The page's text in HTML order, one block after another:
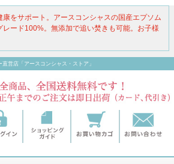
をサポート。アースコンシャスの国産エプソム
レード100%。無添加で追い焚きも可能。お子様
営店「アースコンシャス・ストア」